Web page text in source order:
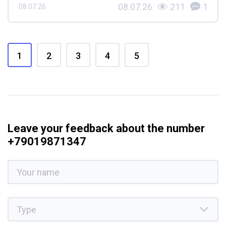
08.07.26 08.07.26 211 1
1 2 3 4 5
Leave your feedback about the number
+79019871347